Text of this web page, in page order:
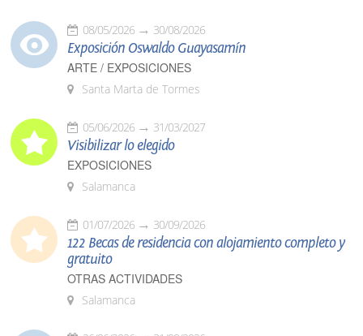
08/05/2026 30/08/2026
Exposición Oswaldo Guayasamín
ARTE / EXPOSICIONES
Santa Marta de Tormes
05/06/2026 31/03/2027
Visibilizar lo elegido
EXPOSICIONES
Salamanca
01/07/2026 30/09/2026
122 Becas de residencia con alojamiento completo y
gratuito
OTRAS ACTIVIDADES
Salamanca